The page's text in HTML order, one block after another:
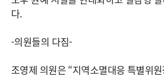
다.
-의원들의 다짐-
조영제 의원은 “지역소멸대응 특별위